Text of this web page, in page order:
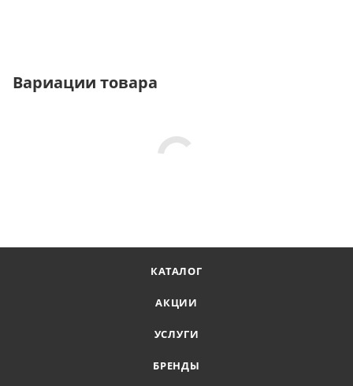
Вариации товара
КАТАЛОГ
АКЦИИ
УСЛУГИ
БРЕНДЫ